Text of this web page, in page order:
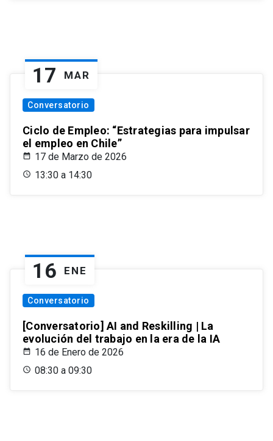
17 MAR
Conversatorio
Ciclo de Empleo: “Estrategias para impulsar
el empleo en Chile”
17 de Marzo de 2026
13:30 a 14:30
16 ENE
Conversatorio
[Conversatorio] AI and Reskilling | La
evolución del trabajo en la era de la IA
16 de Enero de 2026
08:30 a 09:30